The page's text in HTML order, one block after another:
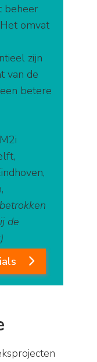
beheer
omvat
zijn
van de
betere
de